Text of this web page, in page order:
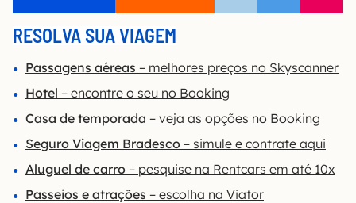
RESOLVA SUA VIAGEM
Passagens aéreas – melhores preços no Skyscanner
Hotel – encontre o seu no Booking
Casa de temporada – veja as opções no Booking
Seguro Viagem Bradesco – simule e contrate aqui
Aluguel de carro – pesquise na Rentcars em até 10x
Passeios e atrações – escolha na Viator